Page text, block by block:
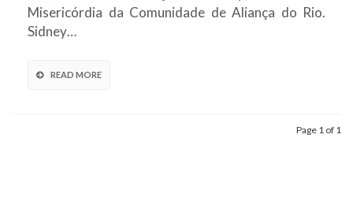
Misericórdia da Comunidade de Aliança do Rio.
Sidney…
READ MORE
Page 1 of 1